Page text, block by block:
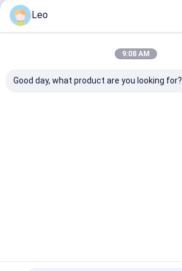
Leo
9:08 AM
Good day, what product are you looking for?